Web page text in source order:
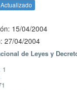
15/04/2004
27/04/2004
de Leyes y